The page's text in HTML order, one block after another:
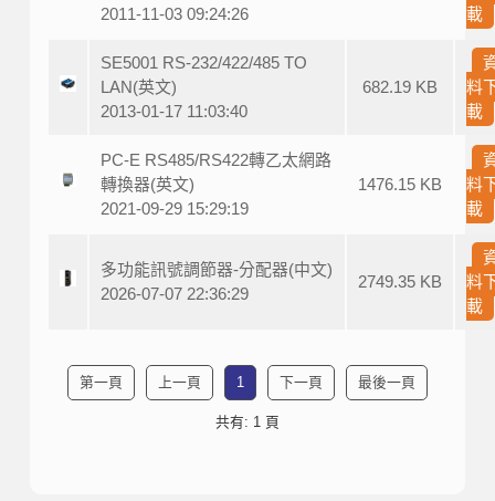
2011-11-03 09:24:26
載
SE5001 RS-232/422/485 TO
LAN(英文)
2013-01-17 11:03:40
682.19 KB
料
載
PC-E RS485/RS422轉乙太網路
轉換器(英文)
2021-09-29 15:29:19
1476.15 KB
料
載
多功能訊號調節器-分配器(中文)
2026-07-07 22:36:29
2749.35 KB
料
載
第一頁 上一頁 1 下一頁 最後一頁
共有: 1 頁